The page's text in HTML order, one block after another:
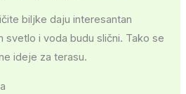
biljke daju interesantan
svetlo i voda budu slični. Tako se
ideje za terasu.